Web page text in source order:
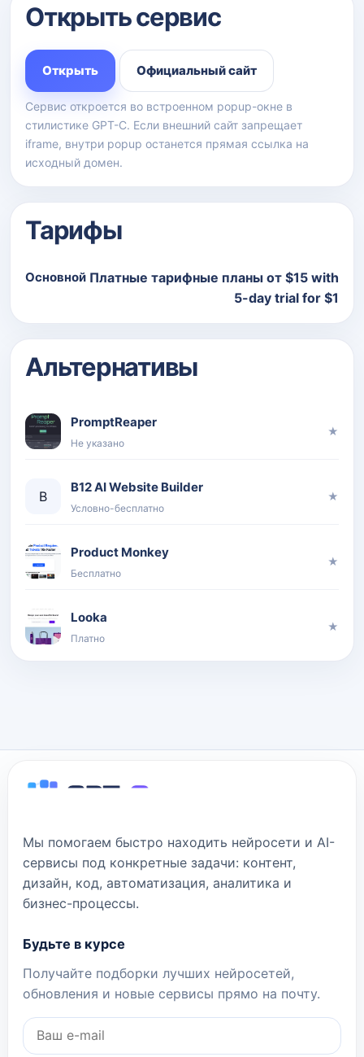
Открыть сервис
Открыть Официальный сайт
Сервис откроется во встроенном popup-окне в
стилистике GPT-C. Если внешний сайт запрещает
iframe, внутри popup останется прямая ссылка на
исходный домен.
Тарифы
Основной Платные тарифные планы от $15 with
5-day trial for $1
Альтернативы
PromptReaper
Не указано
★
B
B12 AI Website Builder
Условно-бесплатно
★
Product Monkey
Бесплатно
★
Looka
Платно
★
Мы помогаем быстро находить нейросети и AI-
сервисы под конкретные задачи: контент,
дизайн, код, автоматизация, аналитика и
бизнес-процессы.
Будьте в курсе
Получайте подборки лучших нейросетей,
обновления и новые сервисы прямо на почту.